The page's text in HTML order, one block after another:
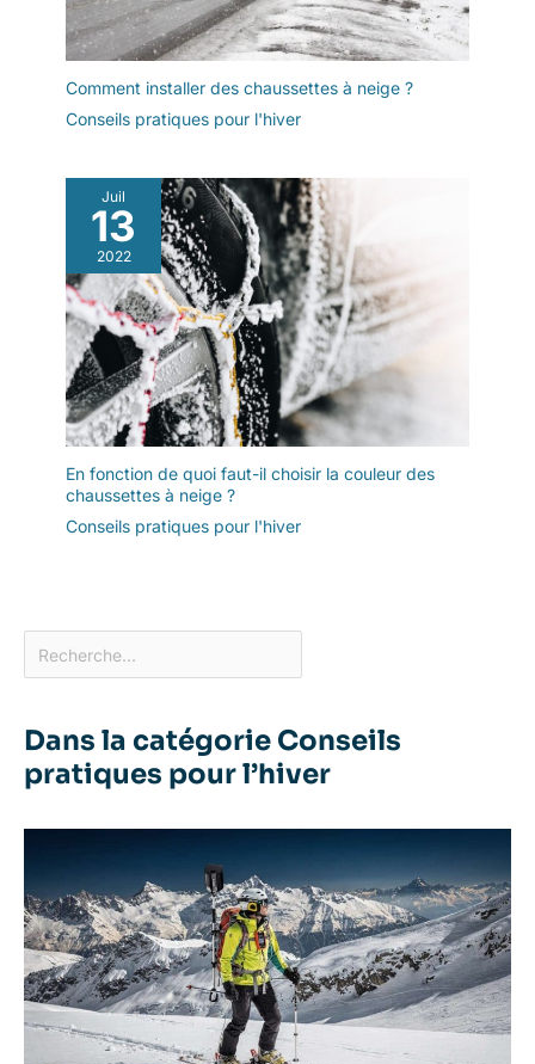
sécurité, plusieurs logos
HH clairement visibles lui
touche tendance
Comment installer des chaussettes à neige ?
Conseils pratiques pour l'hiver
Juil
13
2022
En fonction de quoi faut-il choisir la couleur des
chaussettes à neige ?
Conseils pratiques pour l'hiver
Dans la catégorie Conseils
pratiques pour l’hiver